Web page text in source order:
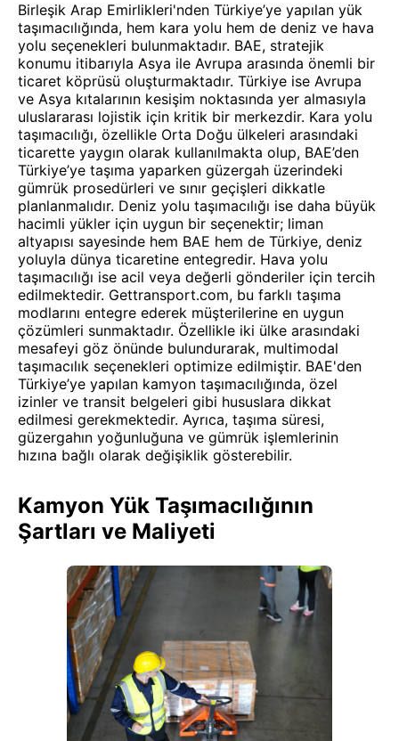
Birleşik Arap Emirlikleri'nden Türkiye’ye yapılan yük
taşımacılığında, hem kara yolu hem de deniz ve hava
yolu seçenekleri bulunmaktadır. BAE, stratejik
konumu itibarıyla Asya ile Avrupa arasında önemli bir
ticaret köprüsü oluşturmaktadır. Türkiye ise Avrupa
ve Asya kıtalarının kesişim noktasında yer almasıyla
uluslararası lojistik için kritik bir merkezdir. Kara yolu
taşımacılığı, özellikle Orta Doğu ülkeleri arasındaki
ticarette yaygın olarak kullanılmakta olup, BAE’den
Türkiye’ye taşıma yaparken güzergah üzerindeki
gümrük prosedürleri ve sınır geçişleri dikkatle
planlanmalıdır. Deniz yolu taşımacılığı ise daha büyük
hacimli yükler için uygun bir seçenektir; liman
altyapısı sayesinde hem BAE hem de Türkiye, deniz
yoluyla dünya ticaretine entegredir. Hava yolu
taşımacılığı ise acil veya değerli gönderiler için tercih
edilmektedir. Gettransport.com, bu farklı taşıma
modlarını entegre ederek müşterilerine en uygun
çözümleri sunmaktadır. Özellikle iki ülke arasındaki
mesafeyi göz önünde bulundurarak, multimodal
taşımacılık seçenekleri optimize edilmiştir. BAE'den
Türkiye’ye yapılan kamyon taşımacılığında, özel
izinler ve transit belgeleri gibi hususlara dikkat
edilmesi gerekmektedir. Ayrıca, taşıma süresi,
güzergahın yoğunluğuna ve gümrük işlemlerinin
hızına bağlı olarak değişiklik gösterebilir.
Kamyon Yük Taşımacılığının
Şartları ve Maliyeti